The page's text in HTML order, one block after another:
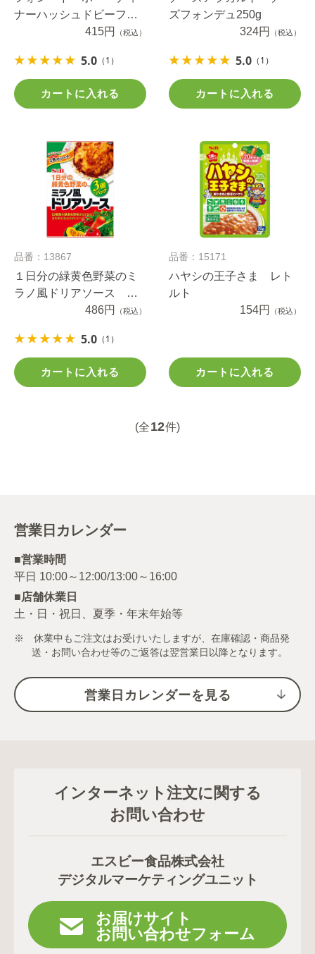
ナーハッシュドビーフ
415円 （税込）
5.0 （1）
カートに入れる
ズフォンデュ250g
324円
（税込）
5.0 （1）
カートに入れる
品番：13867
１日分の緑黄色野菜のミ
ラノ風ドリアソース ３
486円 （税込）
5.0 （1）
カートに入れる
品番：15171
ハヤシの王子さま レト
ルト
154円
（税込）
カートに入れる
(全12件)
営業日カレンダー
■営業時間
■店舗休業日
土・日・祝日、夏季・年末年始等
※ 休業中もご注文はお受けいたしますが、在庫確認・商品発
送・お問い合わせ等のご返答は翌営業日以降となります。
営業日カレンダーを見る
インターネット注文に関する
お問い合わせ
エスビー食品株式会社
デジタルマーケティングユニット
お届けサイト
お問い合わせフォーム